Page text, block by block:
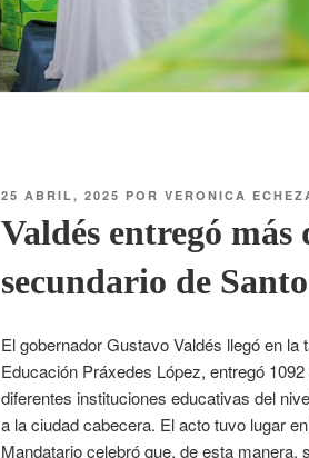
25 ABRIL, 2025 POR VERONICA
Valdés entregó
secundario de
El gobernador Gustavo Valdés llegó en
Educación Práxedes López, entregó
diferentes instituciones educativas del
a la ciudad cabecera. El acto tuvo lugar
Mandatario celebró que, de esta manera,